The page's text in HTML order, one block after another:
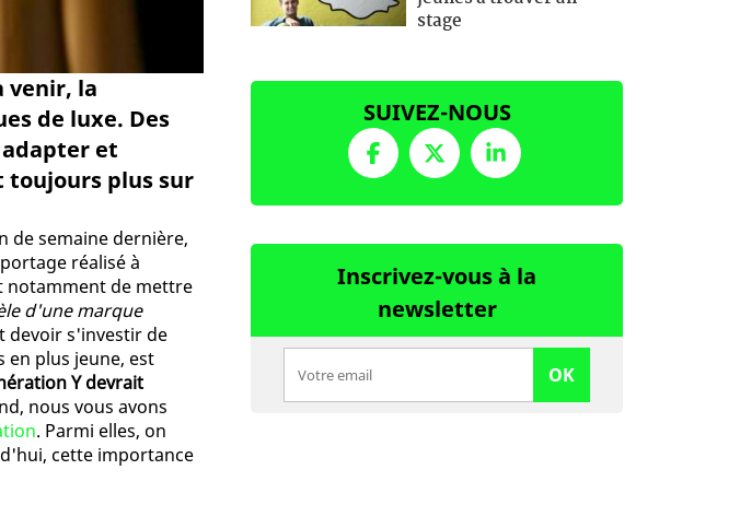
venir, la
de luxe. Des
et
plus sur
de semaine dernière,
réalisé à
notamment de mettre
d'une marque
devoir s'investir de
en plus jeune, est
Y devrait
nous vous avons
. Parmi elles, on
cette importance
stage
SUIVEZ-NOUS
Inscrivez-vous à la
newsletter
OK